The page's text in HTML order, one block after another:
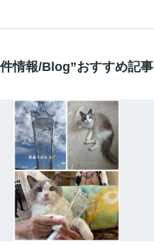
情報/Blog”おすすめ記事